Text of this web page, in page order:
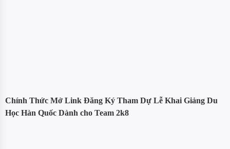
Chính Thức Mở Link Đăng Ký Tham Dự Lễ Khai Giảng Du
Học Hàn Quốc Dành cho Team 2k8